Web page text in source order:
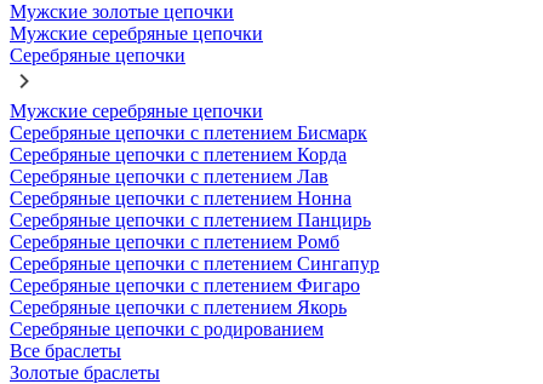
Мужские золотые цепочки
Мужские серебряные цепочки
Серебряные цепочки
Мужские серебряные цепочки
Серебряные цепочки с плетением Бисмарк
Серебряные цепочки с плетением Корда
Серебряные цепочки с плетением Лав
Серебряные цепочки с плетением Нонна
Серебряные цепочки с плетением Панцирь
Серебряные цепочки с плетением Ромб
Серебряные цепочки с плетением Сингапур
Серебряные цепочки с плетением Фигаро
Серебряные цепочки с плетением Якорь
Серебряные цепочки с родированием
Все браслеты
Золотые браслеты